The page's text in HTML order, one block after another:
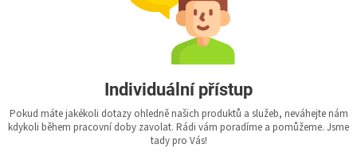
Individuální přístup
Pokud máte jakékoli dotazy ohledně našich produktů a služeb, neváhejte nám
kdykoli během pracovní doby zavolat. Rádi vám poradíme a pomůžeme. Jsme
tady pro Vás!